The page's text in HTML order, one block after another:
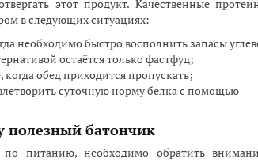
этот продукт. Качественные
в следующих ситуациях:
необходимо быстро восполнить запасы
остаётся только фастфуд;
обед приходится пропускать;
суточную норму белка с помощью
полезный батончик
по питанию, необходимо обратить